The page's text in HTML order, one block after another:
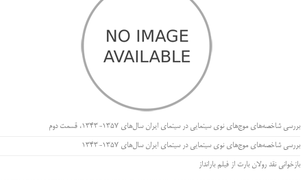
بررسی شاخصه‌های موج‌های نوی سینمایی در سینمای ایران سال‌های 1357-1343، قسمت دوم
بررسی شاخصه‌های موج‌های نوی سینمایی در سینمای ایران سال‌های 1357-1343
بازخوانی نقد رولان بارت از فیلم بارانداز